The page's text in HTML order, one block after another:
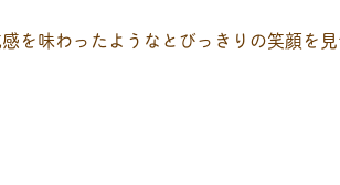
を味わったようなとびっきりの笑顔を